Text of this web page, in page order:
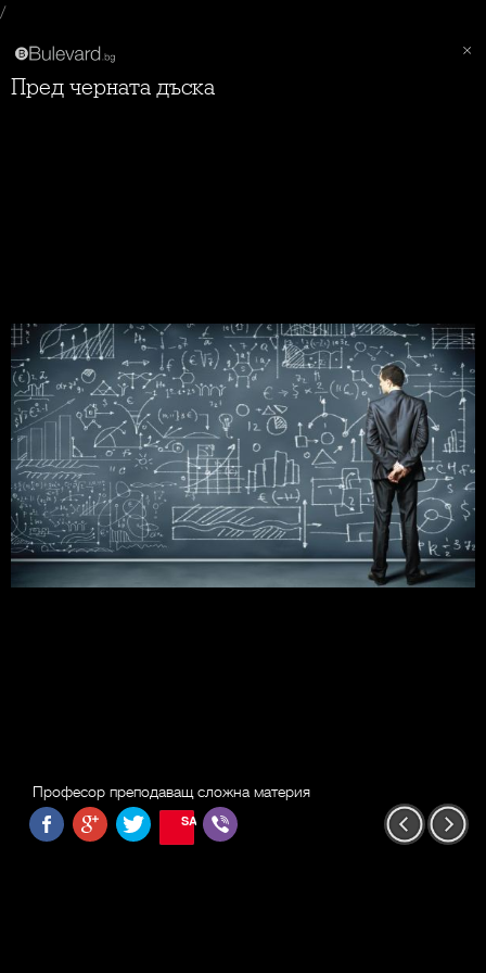
/
Пред черната дъска
Професор преподаващ сложна материя
SAVE